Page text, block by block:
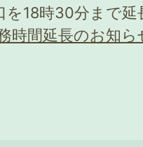
を18時30分まで
時間延長のお知ら